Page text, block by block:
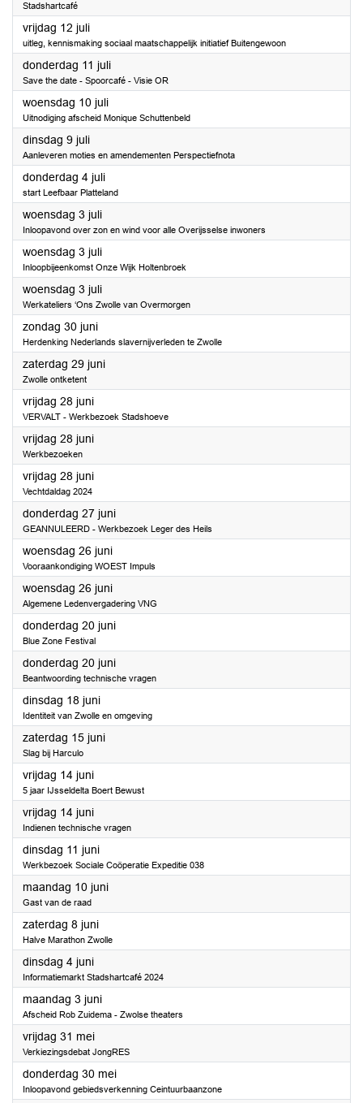
Stadshartcafé
vrijdag 12 juli2024
uitleg, kennismaking sociaal maatschappelijk initiatief Buitengewoon
donderdag 11 juli2024
Save the date - Spoorcafé - Visie OR
woensdag 10 juli2024
Uitnodiging afscheid Monique Schuttenbeld
dinsdag 9 juli2024
Aanleveren moties en amendementen Perspectiefnota
donderdag 4 juli2024
start Leefbaar Platteland
woensdag 3 juli2024
Inloopavond over zon en wind voor alle Overijsselse inwoners
woensdag 3 juli2024
Inloopbijeenkomst Onze Wijk Holtenbroek
woensdag 3 juli2024
Werkateliers ‘Ons Zwolle van Overmorgen
zondag 30 juni2024
Herdenking Nederlands slavernijverleden te Zwolle
zaterdag 29 juni2024
Zwolle ontketent
vrijdag 28 juni2024
VERVALT - Werkbezoek Stadshoeve
vrijdag 28 juni2024
Werkbezoeken
vrijdag 28 juni2024
Vechtdaldag 2024
donderdag 27 juni2024
GEANNULEERD - Werkbezoek Leger des Heils
woensdag 26 juni2024
Vooraankondiging WOEST Impuls
woensdag 26 juni2024
Algemene Ledenvergadering VNG
donderdag 20 juni2024
Blue Zone Festival
donderdag 20 juni2024
Beantwoording technische vragen
dinsdag 18 juni2024
Identiteit van Zwolle en omgeving
zaterdag 15 juni2024
Slag bij Harculo
vrijdag 14 juni2024
5 jaar IJsseldelta Boert Bewust
vrijdag 14 juni2024
Indienen technische vragen
dinsdag 11 juni2024
Werkbezoek Sociale Coöperatie Expeditie 038
maandag 10 juni2024
Gast van de raad
zaterdag 8 juni2024
Halve Marathon Zwolle
dinsdag 4 juni2024
Informatiemarkt Stadshartcafé 2024
maandag 3 juni2024
Afscheid Rob Zuidema - Zwolse theaters
vrijdag 31 mei2024
Verkiezingsdebat JongRES
donderdag 30 mei2024
Inloopavond gebiedsverkenning Ceintuurbaanzone